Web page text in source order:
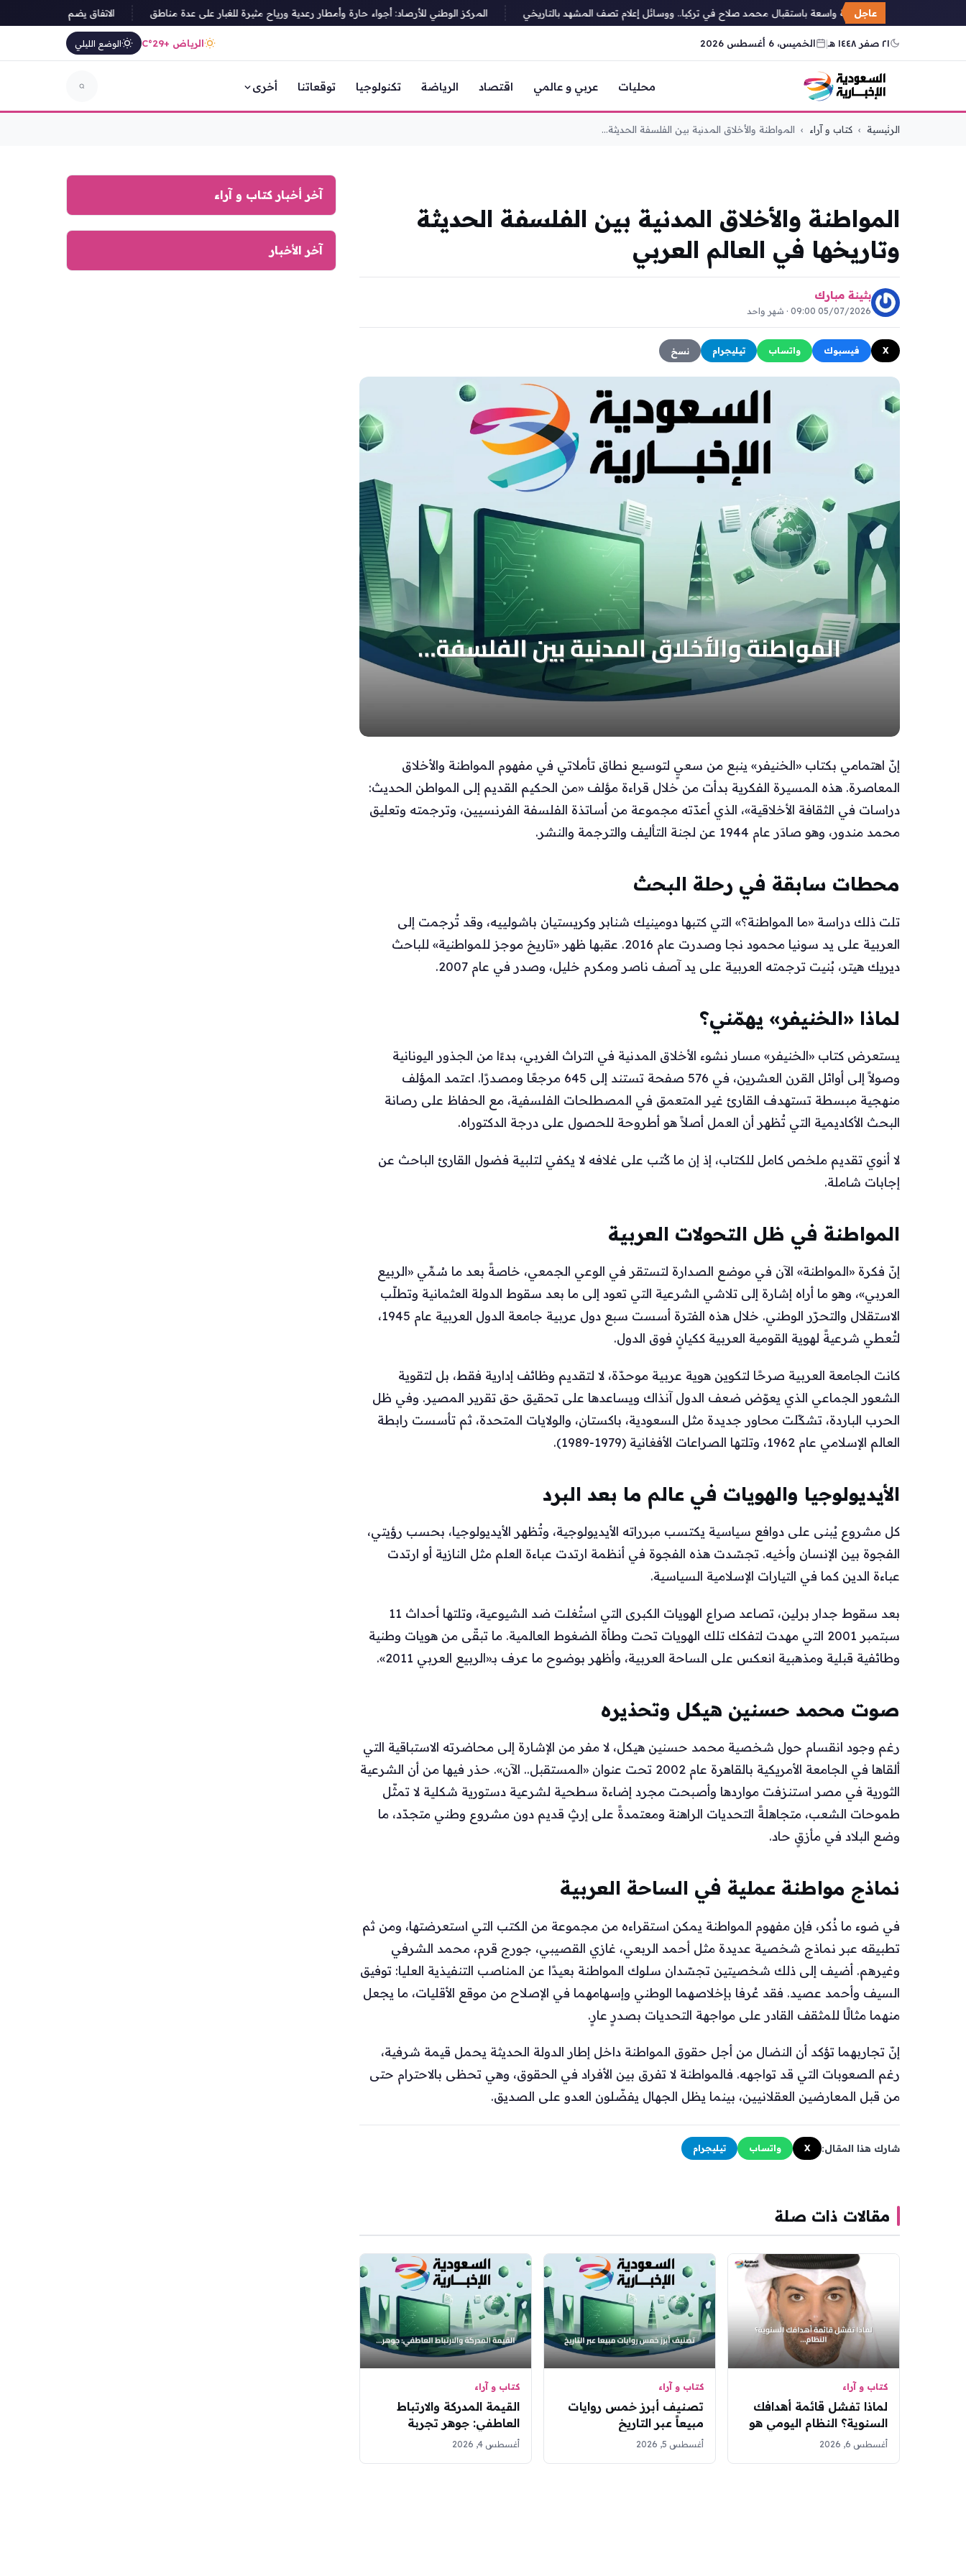
عاجل
حفاوة عربية واسعة باستقبال محمد صلاح في تركيا.. ووسائل إعلام تصف المشهد بالتاريخي المركز الوطني للأرصاد: أجواء حارة وأمطار رعدية ورياح مثيرة للغبار على عدة مناطق الاتفاق يضم الكوسوفي
٢١ صفر ١٤٤٨ هـ | الخميس، 6 أغسطس 2026 الرياض +29°C الوضع الليلي
محليات عربي و عالمي اقتصاد الرياضة تكنولوجيا توقعاتنا أخرى
الرئيسية › كتاب و آراء › المواطنة والأخلاق المدنية بين الفلسفة الحديثة...
المواطنة والأخلاق المدنية بين الفلسفة الحديثة
وتاريخها في العالم العربي
بثينة مبارك
05/07/2026 09:00 · شهر واحد
X فيسبوك واتساب تيليجرام نسخ
إنّ اهتمامي بكتاب «الخنيفر» ينبع من سعيٍ لتوسيع نطاق تأملاتي في مفهوم المواطنة والأخلاق
المعاصرة. هذه المسيرة الفكرية بدأت من خلال قراءة مؤلف «من الحكيم القديم إلى المواطن الحديث:
دراسات في الثقافة الأخلاقية»، الذي أعدّته مجموعة من أساتذة الفلسفة الفرنسيين، وترجمته وتعليق
محمد مندور، وهو صادَر عام 1944 عن لجنة التأليف والترجمة والنشر.
محطات سابقة في رحلة البحث
تلت ذلك دراسة «ما المواطنة؟» التي كتبها دومينيك شنابر وكريستيان باشولييه، وقد تُرجمت إلى
العربية على يد سونيا محمود نجا وصدرت عام 2016. عقبها ظهر «تاريخ موجز للمواطنية» للباحث
ديريك هيتر، بُنيت ترجمته العربية على يد آصف ناصر ومكرم خليل، وصدر في عام 2007.
لماذا «الخنيفر» يهمّني؟
يستعرض كتاب «الخنيفر» مسار نشوء الأخلاق المدنية في التراث الغربي، بدءًا من الجذور اليونانية
وصولاً إلى أوائل القرن العشرين، في 576 صفحة تستند إلى 645 مرجعًا ومصدرًا. اعتمد المؤلف
منهجية مبسطة تستهدف القارئ غير المتعمق في المصطلحات الفلسفية، مع الحفاظ على رصانة
البحث الأكاديمية التي تُظهر أن العمل أصلاً هو أطروحة للحصول على درجة الدكتوراه.
لا أنوي تقديم ملخص كامل للكتاب، إذ إن ما كُتب على غلافه لا يكفي لتلبية فضول القارئ الباحث عن
إجابات شاملة.
المواطنة في ظل التحولات العربية
إنّ فكرة «المواطنة» الآن في موضع الصدارة لتستقر في الوعي الجمعي، خاصةً بعد ما سُمِّي «الربيع
العربي»، وهو ما أراه إشارة إلى تلاشي الشرعية التي تعود إلى ما بعد سقوط الدولة العثمانية وتطلّب
الاستقلال والتحرّر الوطني. خلال هذه الفترة أسست سبع دول عربية جامعة الدول العربية عام 1945،
لتُعطي شرعيةً لهوية القومية العربية ككيانٍ فوق الدول.
كانت الجامعة العربية صرحًا لتكوين هوية عربية موحدّة، لا لتقديم وظائف إدارية فقط، بل لتقوية
الشعور الجماعي الذي يعوّض ضعف الدول آنذاك ويساعدها على تحقيق حق تقرير المصير. وفي ظل
الحرب الباردة، تشكّلت محاور جديدة مثل السعودية، باكستان، والولايات المتحدة، ثم تأسست رابطة
العالم الإسلامي عام 1962، وتلتها الصراعات الأفغانية (1979‑1989).
الأيديولوجيا والهويات في عالم ما بعد البرد
كل مشروع يُبنى على دوافع سياسية يكتسب مبرراته الأيديولوجية، وتُظهر الأيديولوجيا، بحسب رؤيتي،
الفجوة بين الإنسان وأخيه. تجسّدت هذه الفجوة في أنظمة ارتدت عباءة العلم مثل النازية أو ارتدت
عباءة الدين كما في التيارات الإسلامية السياسية.
بعد سقوط جدار برلين، تصاعد صراع الهويات الكبرى التي استُغلت ضد الشيوعية، وتلتها أحداث 11
سبتمبر 2001 التي مهدت لتفكك تلك الهويات تحت وطأة الضغوط العالمية. ما تبقّى من هويات وطنية
وطائفية قبلية ومذهبية انعكس على الساحة العربية، وأظهر بوضوح ما عرف بـ«الربيع العربي 2011».
صوت محمد حسنين هيكل وتحذيره
رغم وجود انقسام حول شخصية محمد حسنين هيكل، لا مفر من الإشارة إلى محاضرته الاستباقية التي
ألقاها في الجامعة الأمريكية بالقاهرة عام 2002 تحت عنوان «المستقبل.. الآن». حذر فيها من أن الشرعية
الثورية في مصر استنزفت مواردها وأصبحت مجرد إضاءة سطحية لشرعية دستورية شكلية لا تمثّل
طموحات الشعب، متجاهلةً التحديات الراهنة ومعتمدةً على إرثٍ قديم دون مشروع وطني متجدّد، ما
وضع البلاد في مأزقٍ حاد.
نماذج مواطنة عملية في الساحة العربية
في ضوء ما ذُكر، فإن مفهوم المواطنة يمكن استقراءه من مجموعة من الكتب التي استعرضتها، ومن ثم
تطبيقه عبر نماذج شخصية عديدة مثل أحمد الربعي، غازي القصيبي، جورج قرم، محمد الشرفي
وغيرهم. أضيف إلى ذلك شخصيتين تجسّدان سلوك المواطنة بعيدًا عن المناصب التنفيذية العليا: توفيق
السيف وأحمد عصيد. فقد عُرفا بإخلاصهما الوطني وإسهامهما في الإصلاح من موقع الأقليات، ما يجعل
منهما مثالًا للمثقف القادر على مواجهة التحديات بصدرٍ عارٍ.
إنّ تجاربهما تؤكد أن النضال من أجل حقوق المواطنة داخل إطار الدولة الحديثة يحمل قيمة شرفية،
رغم الصعوبات التي قد تواجهه. فالمواطنة لا تفرق بين الأفراد في الحقوق، وهي تحظى بالاحترام حتى
من قبل المعارضين العقلانيين، بينما يظل الجهال يفضّلون العدو على الصديق.
شارك هذا المقال: X واتساب تيليجرام
مقالات ذات صلة
كتاب و آراء
لماذا تفشل قائمة أهدافك
السنوية؟ النظام اليومي هو
الحل
أغسطس 6, 2026
كتاب و آراء
تصنيف أبرز خمس روايات
مبيعاً عبر التاريخ
أغسطس 5, 2026
كتاب و آراء
القيمة المدركة والارتباط
العاطفي: جوهر تجربة
العميل الاستثنائية
أغسطس 4, 2026
آخر أخبار كتاب و آراء
آخر الأخبار